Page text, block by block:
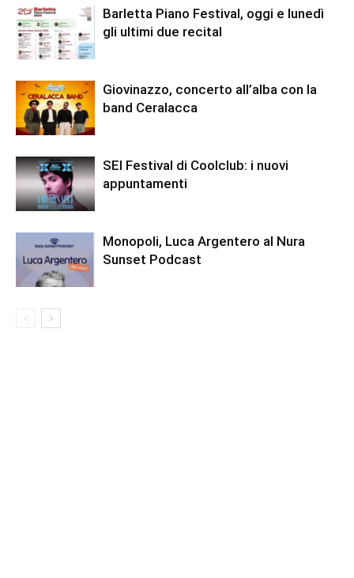
Barletta Piano Festival, oggi e lunedì
gli ultimi due recital
Giovinazzo, concerto all’alba con la
band Ceralacca
SEI Festival di Coolclub: i nuovi
appuntamenti
Monopoli, Luca Argentero al Nura
Sunset Podcast